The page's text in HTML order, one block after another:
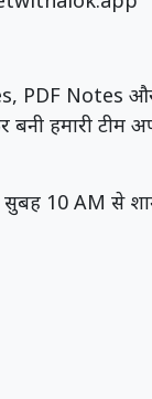
PDF Notes
बनी हमारी टीम
सुबह 10 AM से